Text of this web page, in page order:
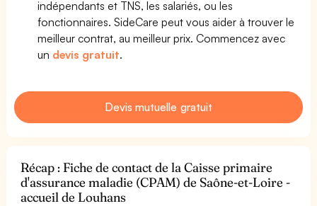
indépendants et TNS, les salariés, ou les
fonctionnaires. SideCare peut vous aider à trouver le
meilleur contrat, au meilleur prix. Commencez avec
un devis gratuit.
Devis mutuelle gratuit
Récap : Fiche de contact de la Caisse primaire
d'assurance maladie (CPAM) de Saône-et-Loire -
accueil de Louhans